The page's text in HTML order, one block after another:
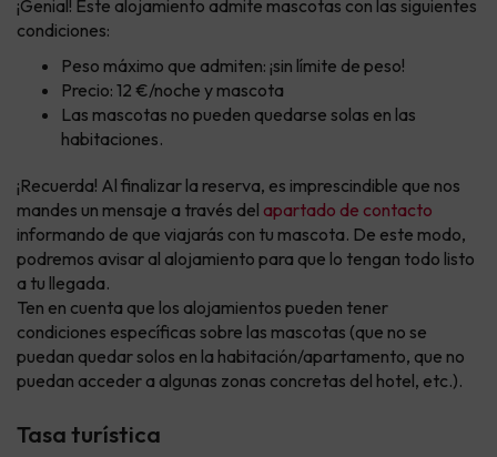
¡Genial! Este alojamiento admite mascotas con las siguientes
condiciones:
Peso máximo que admiten: ¡sin límite de peso!
Precio: 12 €/noche y mascota
Las mascotas no pueden quedarse solas en las
habitaciones.
¡Recuerda! Al finalizar la reserva, es imprescindible que nos
mandes un mensaje a través del apartado de contacto
informando de que viajarás con tu mascota. De este modo,
podremos avisar al alojamiento para que lo tengan todo listo
a tu llegada.
Ten en cuenta que los alojamientos pueden tener
condiciones específicas sobre las mascotas (que no se
puedan quedar solos en la habitación/apartamento, que no
puedan acceder a algunas zonas concretas del hotel, etc.).
Tasa turística